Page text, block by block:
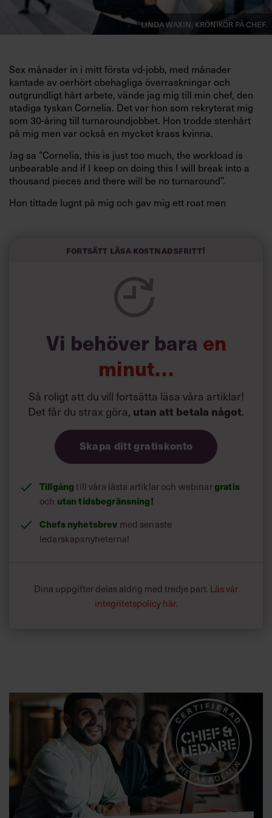
Linda Waxin, krönikör på Chef.
Sex månader in i mitt första vd-jobb, med månader
kantade av oerhört obehagliga överraskningar och
outgrundligt hårt arbete, vände jag mig till min chef, den
stadiga tyskan Cornelia. Det var hon som rekryterat mig
som 30-åring till turnaroundjobbet. Hon trodde stenhårt
på mig men var också en mycket krass kvinna.
Jag sa ”Cornelia, this is just too much, the workload is
unbearable and if I keep on doing this I will break into a
thousand pieces and there will be no turnaround”.
Hon tittade lugnt på mig och gav mig ett roat men
Hon fortsatte snabbt:
Fortsätt läsa kostnadsfritt!
Vi behöver bara en
minut…
Så roligt att du vill fortsätta läsa våra artiklar!
Det får du strax göra, utan att betala något.
Skapa ditt gratiskonto
Tillgångtill våra låsta artiklar och webinargratis
och utan tidsbegränsning!
Chefs nyhetsbrev med senaste
ledarskapsnyheterna!
Dina uppgifter delas aldrig med tredje part. Läs vår
integritetspolicy här.